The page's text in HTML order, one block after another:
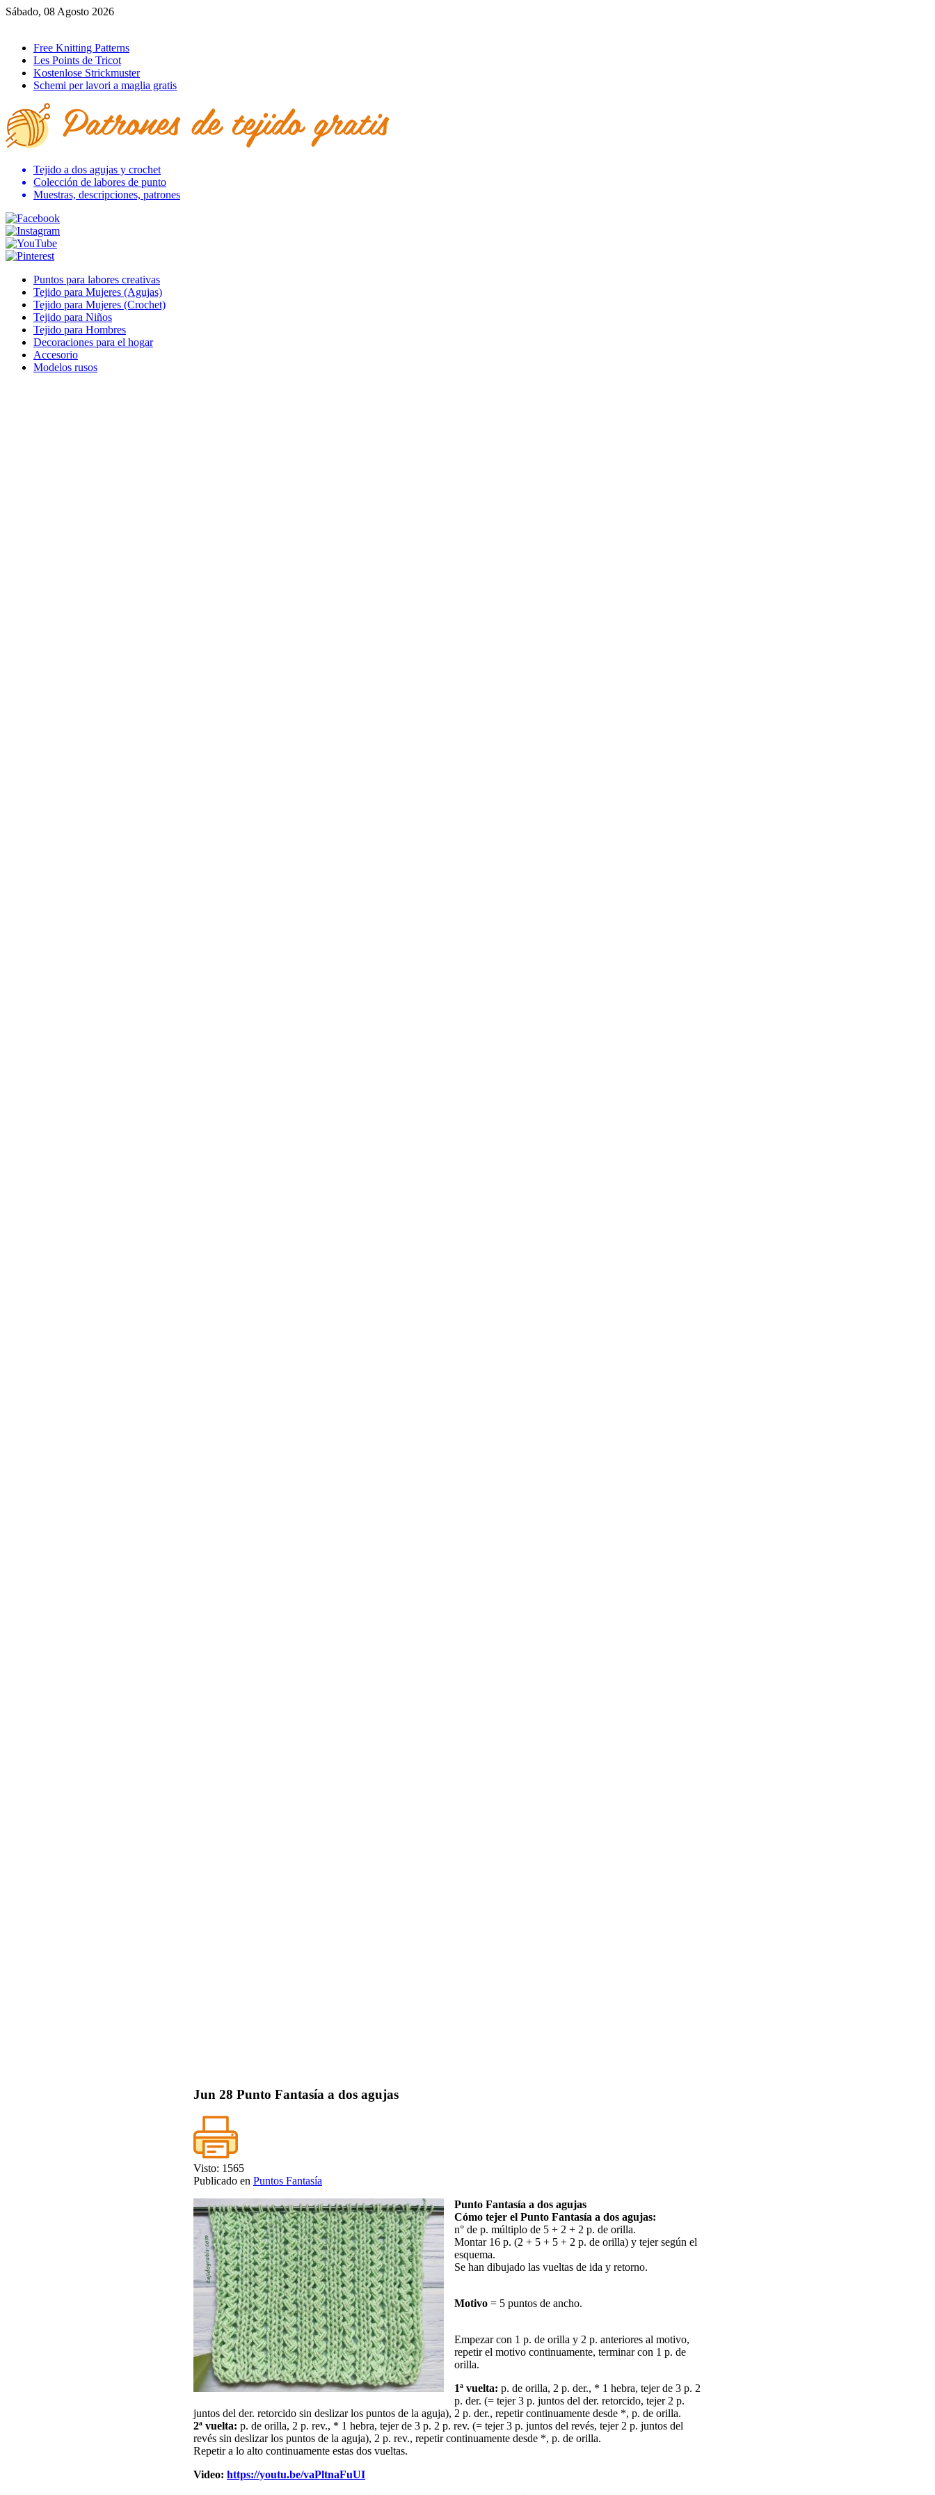
Sábado, 08 Agosto 2026
Free Knitting Patterns
Les Points de Tricot
Kostenlose Strickmuster
Schemi per lavori a maglia gratis
Tejido a dos agujas y crochet
Colección de labores de punto
Muestras, descripciones, patrones
Puntos para labores creativas
Tejido para Mujeres (Agujas)
Tejido para Mujeres (Crochet)
Tejido para Niños
Tejido para Hombres
Decoraciones para el hogar
Accesorio
Modelos rusos
Jun 28 Punto Fantasía a dos agujas
Visto: 1565
Publicado en Puntos Fantasía
Punto Fantasía a dos agujas
Cómo tejer el Punto Fantasía a dos agujas:
n° de p. múltiplo de 5 + 2 + 2 p. de orilla.
Montar 16 p. (2 + 5 + 5 + 2 p. de orilla) y tejer según el
esquema.
Se han dibujado las vueltas de ida y retorno.
Motivo = 5 puntos de ancho.
Empezar con 1 p. de orilla y 2 p. anteriores al motivo,
repetir el motivo continuamente, terminar con 1 p. de
orilla.
1ª vuelta: p. de orilla, 2 p. der., * 1 hebra, tejer de 3 p. 2
p. der. (= tejer 3 p. juntos del der. retorcido, tejer 2 p.
juntos del der. retorcido sin deslizar los puntos de la aguja), 2 p. der., repetir continuamente desde *, p. de orilla.
2ª vuelta: p. de orilla, 2 p. rev., * 1 hebra, tejer de 3 p. 2 p. rev. (= tejer 3 p. juntos del revés, tejer 2 p. juntos del
revés sin deslizar los puntos de la aguja), 2 p. rev., repetir continuamente desde *, p. de orilla.
Repetir a lo alto continuamente estas dos vueltas.
Video: https://youtu.be/vaPltnaFuUI